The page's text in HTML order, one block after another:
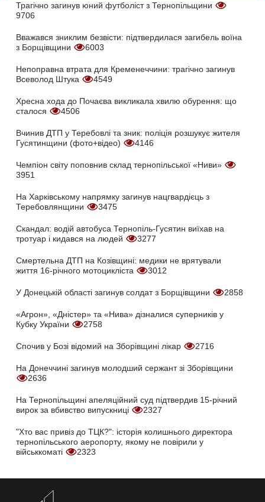
Трагічно загинув юний футболіст з Тернопільщини
9706
Вважався зниклим безвісти: підтвердилася загибель воїна
з Борщівщини
6003
Непоправна втрата для Кременеччини: трагічно загинув
Всеволод Штука
4549
Хресна хода до Почаєва викликала хвилю обурення: що
сталося
4506
Вчинив ДТП у Теребовлі та зник: поліція розшукує жителя
Гусятинщини (фото+відео)
4146
Чемпіон світу поповнив склад тернопільської «Ниви»
3951
На Харківському напрямку загинув нацгвардієць з
Теребовлянщини
3475
Скандал: водій автобуса Тернопіль-Гусятин виїхав на
тротуар і кидався на людей
3277
Смертельна ДТП на Козівщині: медики не врятували
життя 16-річного мотоцикліста
3012
У Донецькій області загинув солдат з Борщівщини 2858
«Агрон», «Дністер» та «Нива» дізналися суперників у
Кубку України
2758
Спочив у Бозі відомий на Зборівщині лікар 2716
На Донеччині загинув молодший сержант зі Зборівщини
2636
На Тернопільщині апеляційний суд підтвердив 15-річний
вирок за вбивство випускниці
2327
"Хто вас привіз до ТЦК?": історія колишнього директора
тернопільського аеропорту, якому не повірили у
військкоматі
2323